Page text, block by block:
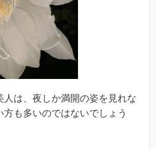
人は、夜しか満開の姿を見れな
も多いのではないでしょう